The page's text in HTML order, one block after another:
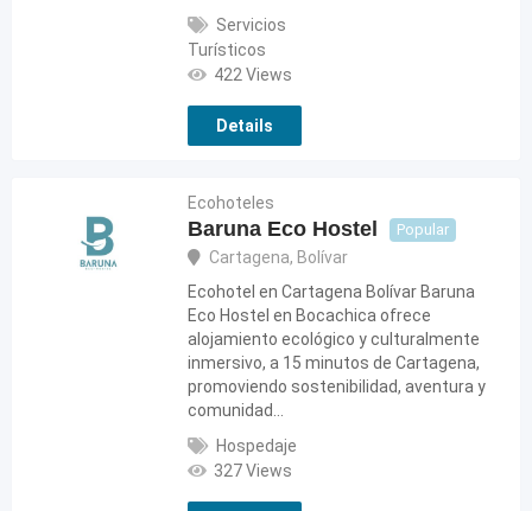
Servicios
Turísticos
422 Views
Details
Ecohoteles
Baruna Eco Hostel Popular
Cartagena, Bolívar
Ecohotel en Cartagena Bolívar Baruna
Eco Hostel en Bocachica ofrece
alojamiento ecológico y culturalmente
inmersivo, a 15 minutos de Cartagena,
promoviendo sostenibilidad, aventura y
comunidad…
Hospedaje
327 Views